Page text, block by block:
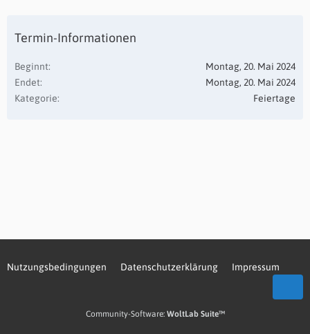
Termin-Informationen
Beginnt
Montag, 20. Mai 2024
Endet
Montag, 20. Mai 2024
Kategorie
Feiertage
Nutzungsbedingungen Datenschutzerklärung Impressum
Community-Software: WoltLab Suite™